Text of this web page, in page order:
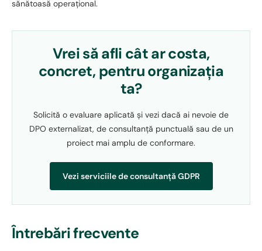
sănătoasă operațional.
Vrei să afli cât ar costa,
concret, pentru organizația
ta?
Solicită o evaluare aplicată și vezi dacă ai nevoie de
DPO externalizat, de consultanță punctuală sau de un
proiect mai amplu de conformare.
Vezi serviciile de consultanță GDPR
Întrebări frecvente